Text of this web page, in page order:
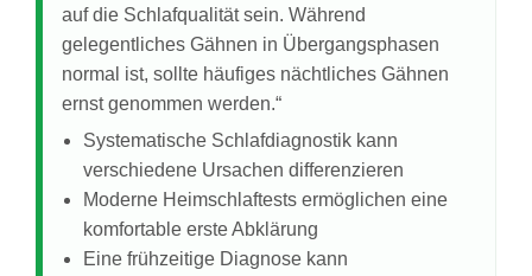
auf die Schlafqualität sein. Während
gelegentliches Gähnen in Übergangsphasen
normal ist, sollte häufiges nächtliches Gähnen
ernst genommen werden.“
Systematische Schlafdiagnostik kann
verschiedene Ursachen differenzieren
Moderne Heimschlaftests ermöglichen eine
komfortable erste Abklärung
Eine frühzeitige Diagnose kann